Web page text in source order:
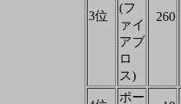
3位
(フ
ァイ
アブ
ロ
ス)
260
ポー